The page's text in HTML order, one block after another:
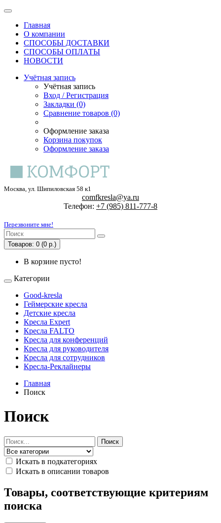
Главная
О компании
СПОСОБЫ ДОСТАВКИ
СПОСОБЫ ОПЛАТЫ
НОВОСТИ
Учётная запись
Учётная запись
Вход / Регистрация
Закладки (0)
Сравнение товаров (0)
Оформление заказа
Корзина покупок
Оформление заказа
Москва, ул. Шипиловская 58 к1
comfkresla@ya.ru
Телефон: +7 (985) 811-777-8
Перезвоните мне!
Товаров: 0 (0 р.)
В корзине пусто!
Категории
Good-kresla
Геймерские кресла
Детские кресла
Кресла Expert
Кресла FALTO
Кресла для конференций
Кресла для руководителя
Кресла для сотрудников
Кресла-Реклайнеры
Главная
Поиск
Поиск
Поиск
Искать в подкатегориях
Искать в описании товаров
Товары, соответствующие критериям
поиска